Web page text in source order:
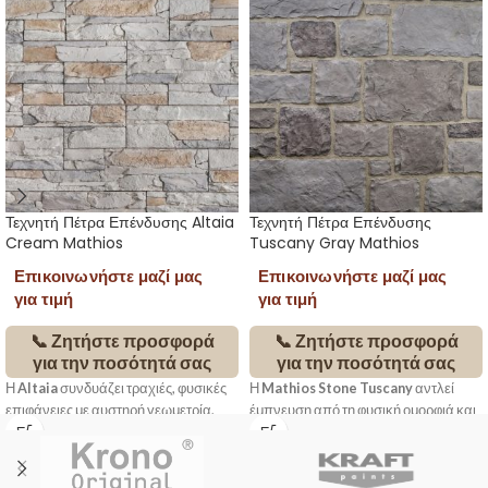
Τεχνητή Πέτρα Επένδυσης Altaia
Cream Mathios
Επικοινωνήστε μαζί μας
για τιμή
📞 Ζητήστε προσφορά
για την ποσότητά σας
Η Altaiaσυνδυάζει τραχιές, φυσικές
επιφάνειες με αυστηρή γεωμετρία,
δημιουργώντας τοίχους με έντονο
βάθος και διαχρονική κομψότητα. Με
ορθογώνια διάταξη και ακανόνιστα
Τεχνητή Πέτρα Επένδυσης
Tuscany Gray Mathios
Επικοινωνήστε μαζί μας
για τιμή
📞 Ζητήστε προσφορά
για την ποσότητά σας
Η Mathios Stone Tuscanyαντλεί
έμπνευση από τη φυσική ομορφιά και
την παραδοσιακή αρχιτεκτονική της
Τοσκάνης. Με ανομοιόμορφες φόρμες
και ανάγλυφη υφή που θυμίζει